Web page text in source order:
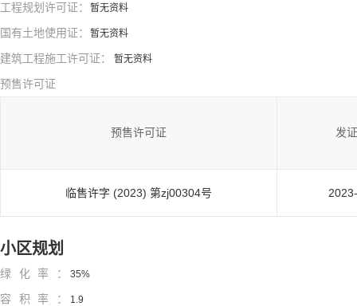
工程规划许可证： 暂无资料
国有土地使用证： 暂无资料
建筑工程施工许可证： 暂无资料
预售许可证
预售许可证 发
临售许字 (2023) 第zj00304号
小区规划
绿化率： 35%
容积率： 1.9